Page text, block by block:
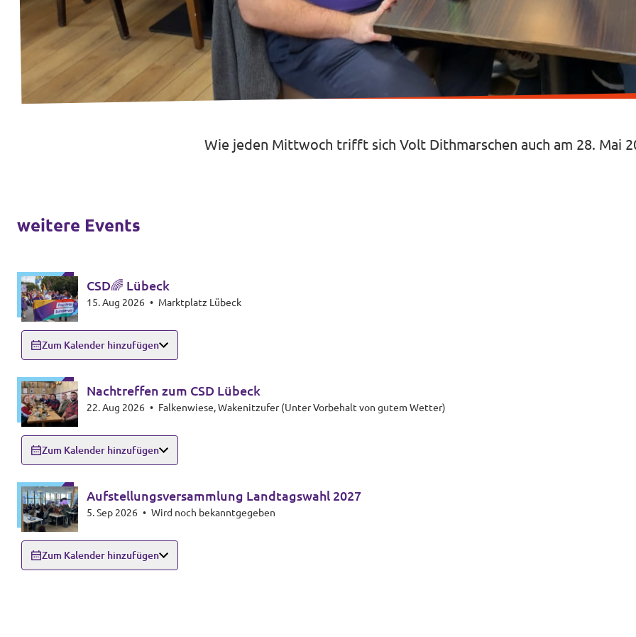
Wie jeden Mittwoch trifft sich Volt Dithmarschen auch am 28. Mai
weitere Events
CSD🌈 Lübeck
15. Aug 2026 • Marktplatz Lübeck
Zum Kalender hinzufügen
Nachtreffen zum CSD Lübeck
22. Aug 2026 • Falkenwiese, Wakenitzufer (Unter Vorbehalt von gutem Wetter)
Zum Kalender hinzufügen
Aufstellungsversammlung Landtagswahl 2027
5. Sep 2026 • Wird noch bekanntgegeben
Zum Kalender hinzufügen